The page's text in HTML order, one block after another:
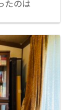
たのは